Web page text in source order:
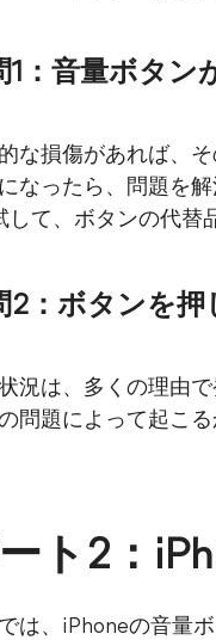
1：音量ボタン
な損傷があれば、
なったら、問題を
して、ボタンの代替
2：ボタンを押
況は、多くの理由
問題によって起こ
ト2：
は、iPhoneの音量